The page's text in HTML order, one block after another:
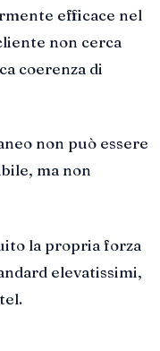
efficace nel
non cerca
coerenza di
non può essere
ma non
la propria forza
elevatissimi,